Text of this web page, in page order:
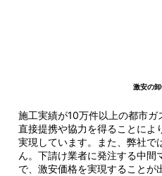
施工実績が10万件以上の都市
直接提携や協力を得ることによ
実現しています。また、弊社で
ん。下請け業者に発注する中間
で、激安価格を実現することが
激安の